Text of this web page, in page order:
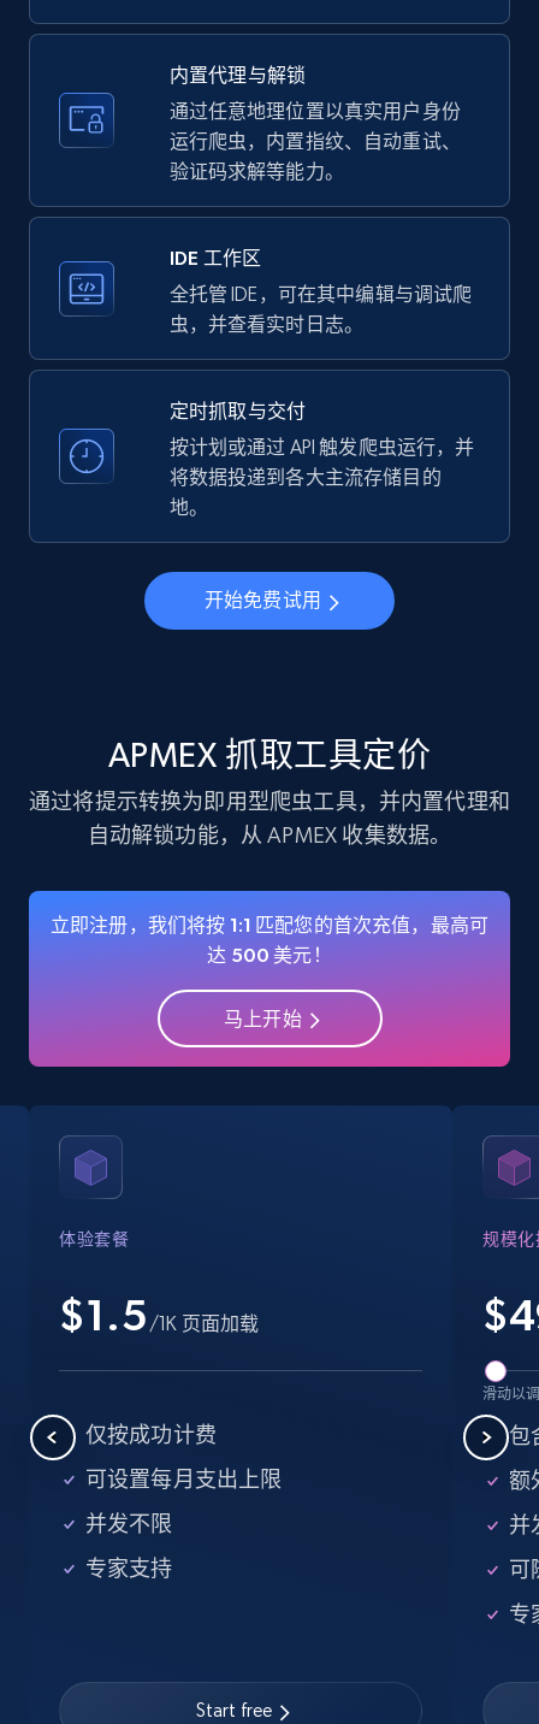
upc numbers
price, Currency, Availability, Reviews count, and
more.
5.7K+
LinkedIn company information
ID, Name, Country code, Locations, Followers,
Employees in linkedin, About, Specialties, and
33.6K+ 3.5K+ 注册使用
Instagram - Profiles
Account, Fbid, ID, Followers, Posts count, Is
business account, Is professional account, Is
Instagram - Profiles - Collect profile
business account, Is professional account, Is
verified, and more.
3.5K+ 注册使用
Crunchbase companies information
Name, URL, ID, Cb rank, Region, About,
Searching data by keyword
Name, URL, ID, Cb rank, Region, About,
Industries, Operating status, and more.
URL, Job posting id, Job title, Company name,
内置代理与解锁
通过任意地理位置以真实用户身份
运行爬虫，内置指纹、自动重试、
验证码求解等能力。
IDE 工作区
全托管 IDE，可在其中编辑与调试爬
虫，并查看实时日志。
定时抓取与交付
按计划或通过 API 触发爬虫运行，并
将数据投递到各大主流存储目的
地。
开始免费试用
APMEX 抓取工具定价
通过将提示转换为即用型爬虫工具，并内置代理和
自动解锁功能，从 APMEX 收集数据。
立即注册，我们将按 1:1 匹配您的首次充值，最高可
达 500 美元！
马上开始
体验套餐
$1.5 /1K 页面加载
仅按成功计费
可设置每月支出上限
并发不限
专家支持
Start free
规模化
$
滑动以
包
额
并
可
专